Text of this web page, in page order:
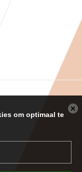
om optimaal te